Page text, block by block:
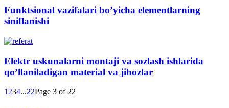
Funktsional vazifalari bo’yicha elementlarning
siniflanishi
Elektr uskunalarni montaji va sozlash ishlarida
qo’llaniladigan material va jihozlar
1 234...22Page 3 of 22